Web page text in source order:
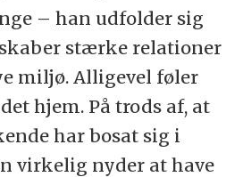
– han udfolder sig
stærke relationer
miljø. Alligevel føler
hjem. På trods af, at
har bosat sig i
virkelig nyder at have